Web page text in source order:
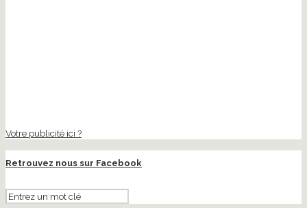
Votre publicité ici ?
Retrouvez nous sur Facebook